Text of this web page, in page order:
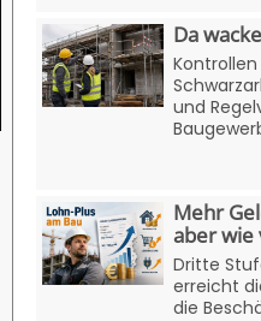
Da
Kontrollen
und
Mehr
aber wie
Dritte
erreicht
die